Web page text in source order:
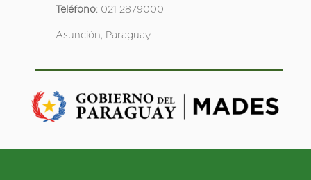
Teléfono: 021 2879000
Asunción, Paraguay.